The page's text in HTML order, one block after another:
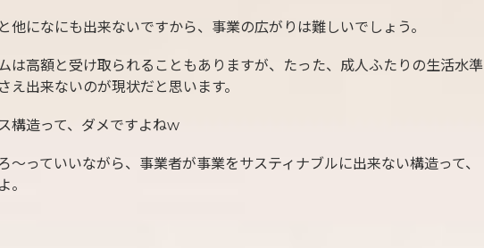
他になにも出来ないですから、事業の広がりは難しいでしょう。
は高額と受け取られることもありますが、たった、成人ふたりの生活水準
え出来ないのが現状だと思います。
構造って、ダメですよねw
〜っていいながら、事業者が事業をサスティナブルに出来ない構造って、
。